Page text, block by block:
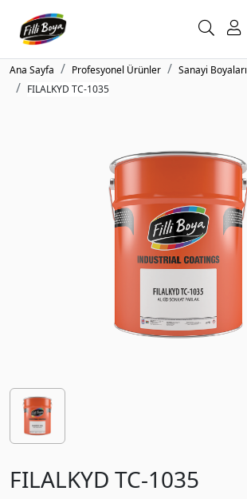
Ana Sayfa Profesyonel Ürünler Sanayi Boyaları
FILALKYD TC-1035
FILALKYD TC-1035